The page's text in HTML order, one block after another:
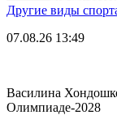
Другие виды
07.08.26 13:49
Василина
Олимпиаде-2028